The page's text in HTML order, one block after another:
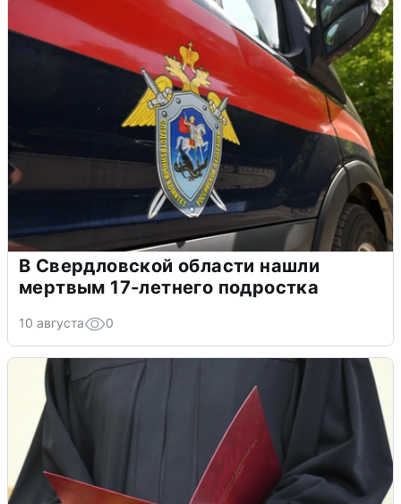
В Свердловской области нашли
мертвым 17-летнего подростка
10 августа 0